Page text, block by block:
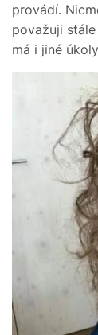
provádí.
považuji
má i jiné